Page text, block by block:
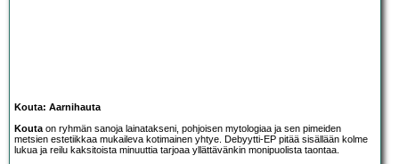
Kouta: Aarnihauta
Kouta on ryhmän sanoja lainatakseni, pohjoisen mytologiaa ja sen pimeiden
metsien estetiikkaa mukaileva kotimainen yhtye. Debyytti-EP pitää sisällään kolme
lukua ja reilu kaksitoista minuuttia tarjoaa yllättävänkin monipuolista taontaa.